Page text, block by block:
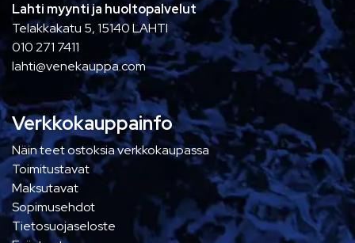
Lahti myynti ja huoltopalvelut
Telakkakatu 5, 15140 LAHTI
010 271 7411
lahti@venekauppa.com
Verkkokauppainfo
Näin teet ostoksia verkkokaupassa
Toimitustavat
Maksutavat
Sopimusehdot
Tietosuojaseloste